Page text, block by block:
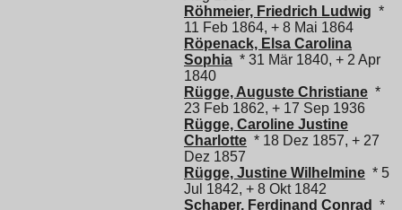
Röhmeier, Friedrich Ludwig *
11 Feb 1864, + 8 Mai 1864
Röpenack, Elsa Carolina
Sophia * 31 Mär 1840, + 2 Apr
1840
Rügge, Auguste Christiane *
23 Feb 1862, + 17 Sep 1936
Rügge, Caroline Justine
Charlotte * 18 Dez 1857, + 27
Dez 1857
Rügge, Justine Wilhelmine * 5
Jul 1842, + 8 Okt 1842
Schaper, Ferdinand Conrad
*